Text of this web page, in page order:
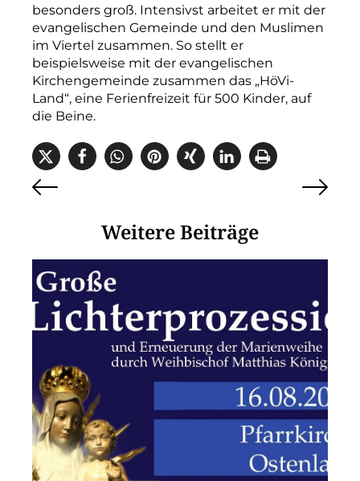
besonders groß. Intensivst arbeitet er mit der
evangelischen Gemeinde und den Muslimen
im Viertel zusammen. So stellt er
beispielsweise mit der evangelischen
Kirchengemeinde zusammen das „HöVi-
Land“, eine Ferienfreizeit für 500 Kinder, auf
die Beine.
Weitere Beiträge